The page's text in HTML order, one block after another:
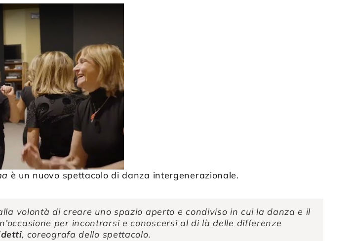
è un nuovo spettacolo di danza intergenerazionale.
volontà di creare uno spazio aperto e condiviso in cui la danza e il
per incontrarsi e conoscersi al di là delle differenze
, coreografa dello spettacolo.